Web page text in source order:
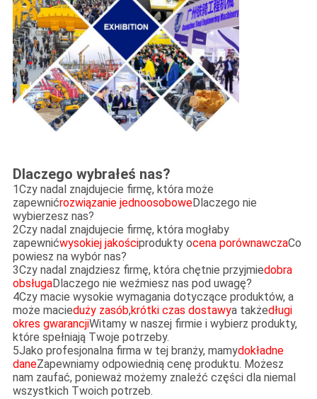
Dlaczego wybrałeś nas?
1Czy nadal znajdujecie firmę, która może
zapewnićrozwiązanie jednoosoboweDlaczego nie
wybierzesz nas?
2Czy nadal znajdujecie firmę, która mogłaby
zapewnićwysokiej jakościprodukty ocena porównawczaCo
powiesz na wybór nas?
3Czy nadal znajdziesz firmę, która chętnie przyjmiedobra
obsługaDlaczego nie weźmiesz nas pod uwagę?
4Czy macie wysokie wymagania dotyczące produktów, a
może macieduży zasób,krótki czas dostawya takżedługi
okres gwarancjiWitamy w naszej firmie i wybierz produkty,
które spełniają Twoje potrzeby.
5Jako profesjonalna firma w tej branży, mamydokładne
daneZapewniamy odpowiednią cenę produktu. Możesz
nam zaufać, ponieważ możemy znaleźć części dla niemal
wszystkich Twoich potrzeb.